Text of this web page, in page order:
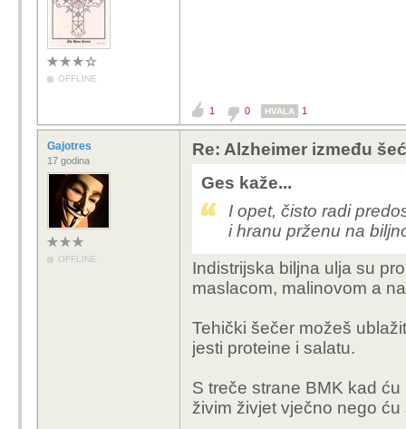
OFFLINE
1 0 HVALA 1
Gajotres
17 godina
OFFLINE
Re: Alzheimer između
Ges kaže...
I opet, čisto radi
i hranu prženu na
Indistrijska biljna ulja su
maslacom, malinovom a
Tehički šečer možeš
jesti proteine i salatu.
S treče strane BMK kad
živim živjet vječno nego